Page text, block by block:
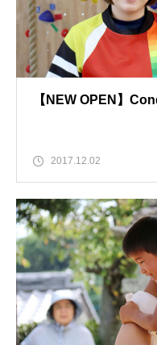
【NEW OPEN】
2017.12.02